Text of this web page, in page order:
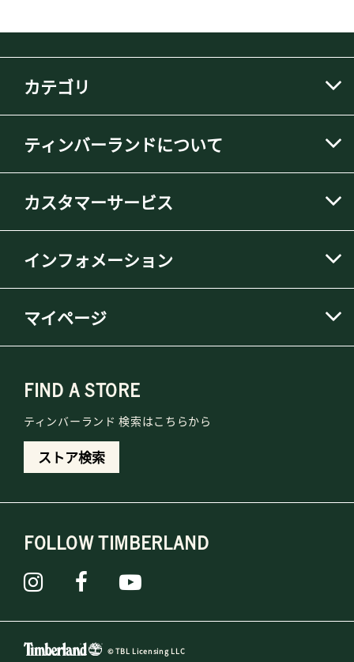
カテゴリ
ティンバーランドについて
カスタマーサービス
インフォメーション
マイページ
FIND A STORE
ティンバーランド 検索はこちらから
ストア検索
FOLLOW TIMBERLAND
© TBL Licensing LLC